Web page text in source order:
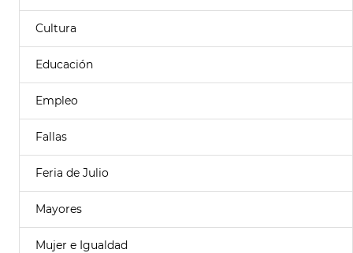
Cultura
Educación
Empleo
Fallas
Feria de Julio
Mayores
Mujer e Igualdad